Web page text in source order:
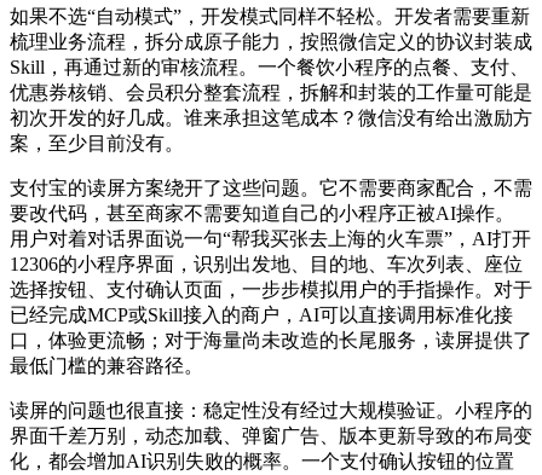
如果不选“自动模式”，开发模式同样不轻松。开发者需要重新
梳理业务流程，拆分成原子能力，按照微信定义的协议封装成
Skill，再通过新的审核流程。一个餐饮小程序的点餐、支付、
优惠券核销、会员积分整套流程，拆解和封装的工作量可能是
初次开发的好几成。谁来承担这笔成本？微信没有给出激励方
案，至少目前没有。
支付宝的读屏方案绕开了这些问题。它不需要商家配合，不需
要改代码，甚至商家不需要知道自己的小程序正被AI操作。
用户对着对话界面说一句“帮我买张去上海的火车票”，AI打开
12306的小程序界面，识别出发地、目的地、车次列表、座位
选择按钮、支付确认页面，一步步模拟用户的手指操作。对于
已经完成MCP或Skill接入的商户，AI可以直接调用标准化接
口，体验更流畅；对于海量尚未改造的长尾服务，读屏提供了
最低门槛的兼容路径。
读屏的问题也很直接：稳定性没有经过大规模验证。小程序的
界面千差万别，动态加载、弹窗广告、版本更新导致的布局变
化，都会增加AI识别失败的概率。一个支付确认按钮的位置